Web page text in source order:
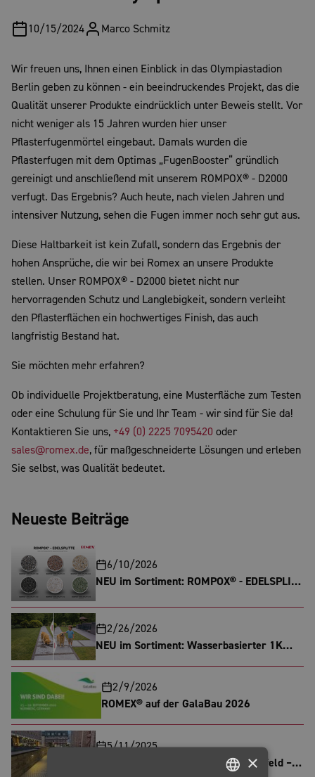
10/15/2024 Marco Schmitz
Wir freuen uns, Ihnen einen Einblick in das Olympiastadion
Berlin geben zu können - ein beeindruckendes Projekt, das die
Qualität unserer Produkte eindrücklich unter Beweis stellt. Vor
nicht weniger als 15 Jahren wurden hier unser
Pflasterfugenmörtel eingebaut. Damals wurden die
Pflasterfugen mit dem Optimas „FugenBooster“ gründlich
gereinigt und anschließend mit unserem ROMPOX® - D2000
verfugt. Das Ergebnis? Auch heute, nach vielen Jahren und
intensiver Nutzung, sehen die Fugen immer noch sehr gut aus.
Diese Haltbarkeit ist kein Zufall, sondern das Ergebnis der
hohen Ansprüche, die wir bei Romex an unsere Produkte
stellen. Unser ROMPOX® - D2000 bietet nicht nur
hervorragenden Schutz und Langlebigkeit, sondern verleiht
den Pflasterflächen ein hochwertiges Finish, das auch
langfristig Bestand hat.
Sie möchten mehr erfahren?
Ob individuelle Projektberatung, eine Musterfläche zum Testen
oder eine Schulung für Sie und Ihr Team - wir sind für Sie da!
Kontaktieren Sie uns, +49 (0) 2225 7095420 oder
sales@romex.de, für maßgeschneiderte Lösungen und erleben
Sie selbst, was Qualität bedeutet.
Neueste Beiträge
6/10/2026
NEU im Sortiment: ROMPOX® - EDELSPLITT
2/26/2026
NEU im Sortiment: Wasserbasierter 1K
2/9/2026
ROMEX® auf der GalaBau 2026
5/11/2025
Langzeitqualität im historischen Umfeld –
×